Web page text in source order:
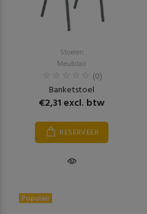
Stoelen
Meubilair
(0)
Banketstoel
€2,31 excl. btw
RESERVEER
Populair